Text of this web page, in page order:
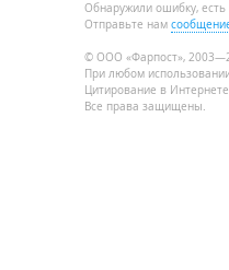
Обнаружили ошибку, есть
Отправьте нам
© ООО «Фарпост»,
При любом
Цитирование в
Все права защищены.